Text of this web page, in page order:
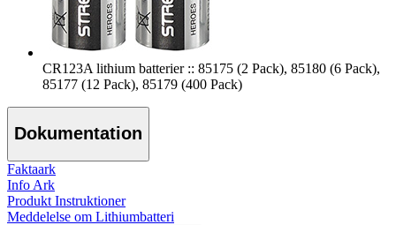
CR123A lithium batterier :: 85175 (2 Pack), 85180 (6 Pack),
85177 (12 Pack), 85179 (400 Pack)
Dokumentation
Faktaark
Info Ark
Produkt Instruktioner
Meddelelse om Lithiumbatteri